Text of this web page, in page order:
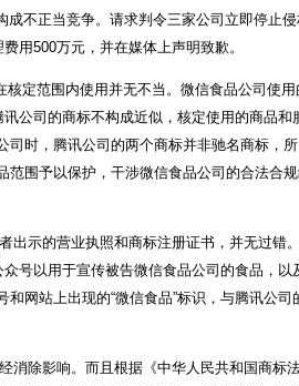
成不正当竞争。请求判令三家公司立即停止
用500万元，并在媒体上声明致歉。
定范围内使用并无不当。微信食品公司使用
公司的商标不构成近似，核定使用的商品和
时，腾讯公司的两个商标并非驰名商标，
围予以保护，干涉微信食品公司的合法合
示的营业执照和商标注册证书，并无过错
号以用于宣传被告微信食品公司的食品，以
网站上出现的“微信食品”标识，与腾讯公司
除影响。而且根据《中华人民共和国商标